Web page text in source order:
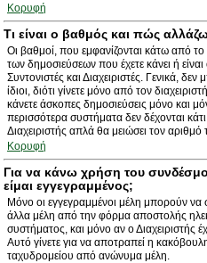
Κορυφή
Τι είναι ο βαθμός και πώς
Οι βαθμοί, που εμφανίζονται κάτω από
των δημοσιεύσεων που έχετε κάνει ή
Συντονιστές και Διαχειριστές. Γενικά,
ίδιοι, διότι γίνετε μόνο από τον
κάνετε άσκοπες δημοσιεύσεις μόνο και
περισσότερα συστήματα δεν δέχονται
Διαχειριστής απλά θα μειώσει τον
Κορυφή
Για να κάνω χρήση του
είμαι εγγεγραμμένος;
Μόνο οι εγγεγραμμένοι μέλη μπορούν να
άλλα μέλη από την φόρμα αποστολής
συστήματος, και μόνο αν ο Διαχειριστής
Αυτό γίνετε για να αποτραπεί η
ταχυδρομείου από ανώνυμα μέλη.